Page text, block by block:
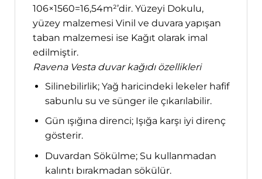
106×1560=16,54m²’dir. Yüzeyi Dokulu,
yüzey malzemesi Vinil ve duvara yapışan
taban malzemesi ise Kağıt olarak imal
edilmiştir.
Ravena Vesta duvar kağıdı özellikleri
Silinebilirlik; Yağ haricindeki lekeler hafif
sabunlu su ve sünger ile çıkarılabilir.
Gün ışığına direnci; Işığa karşı iyi direnç
gösterir.
Duvardan Sökülme; Su kullanmadan
kalıntı bırakmadan sökülür.